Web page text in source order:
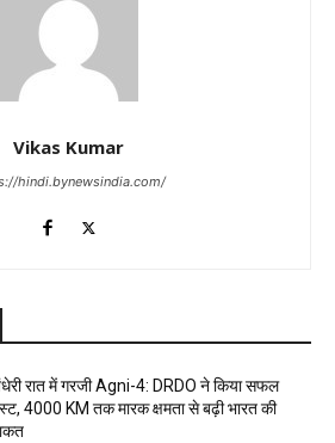
Vikas Kumar
hindi.bynewsindia.com/
रात में गरजी Agni-4: DRDO ने किया सफल
4000 KM तक मारक क्षमता से बढ़ी भारत की